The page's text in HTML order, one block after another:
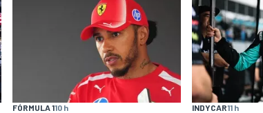
FÓRMULA 110 h INDYCAR11 h